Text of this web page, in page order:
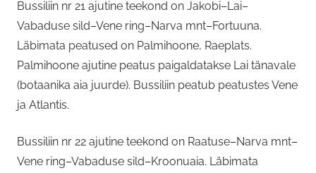
Bussiliin nr 21 ajutine teekond on Jakobi–Lai–
Vabaduse sild–Vene ring–Narva mnt–Fortuuna.
Läbimata peatused on Palmihoone, Raeplats.
Palmihoone ajutine peatus paigaldatakse Lai tänavale
(botaanika aia juurde). Bussiliin peatub peatustes Vene
ja Atlantis.
Bussiliin nr 22 ajutine teekond on Raatuse–Narva mnt–
Vene ring–Vabaduse sild–Kroonuaia. Läbimata